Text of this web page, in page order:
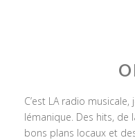
C’est LA radio
lémanique. Des hits, de
bons plans locaux et